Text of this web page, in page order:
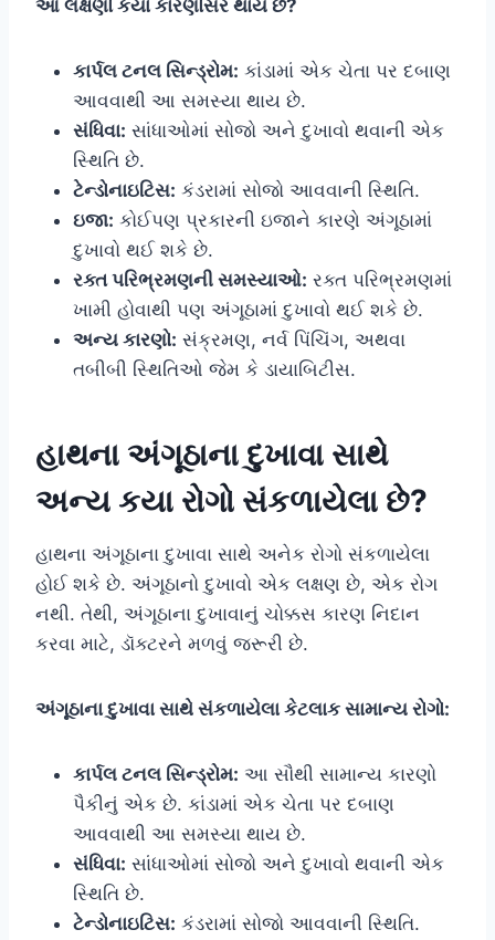
આ લક્ષણો કયા કારણોસર થાય છે?
કાર્પલ ટનલ સિન્ડ્રોમ: કાંડામાં એક ચેતા પર દબાણ
આવવાથી આ સમસ્યા થાય છે.
સંધિવા: સાંધાઓમાં સોજો અને દુખાવો થવાની એક
સ્થિતિ છે.
ટેન્ડોનાઇટિસ: કંડરામાં સોજો આવવાની સ્થિતિ.
ઇજા: કોઈપણ પ્રકારની ઇજાને કારણે અંગૂઠામાં
દુખાવો થઈ શકે છે.
રક્ત પરિભ્રમણની સમસ્યાઓ: રક્ત પરિભ્રમણમાં
ખામી હોવાથી પણ અંગૂઠામાં દુખાવો થઈ શકે છે.
અન્ય કારણો: સંક્રમણ, નર્વ પિંચિંગ, અથવા
તબીબી સ્થિતિઓ જેમ કે ડાયાબિટીસ.
હાથના અંગૂઠાના દુખાવા સાથે
અન્ય કયા રોગો સંકળાયેલા છે?
હાથના અંગૂઠાના દુખાવા સાથે અનેક રોગો સંકળાયેલા
હોઈ શકે છે. અંગૂઠાનો દુખાવો એક લક્ષણ છે, એક રોગ
નથી. તેથી, અંગૂઠાના દુખાવાનું ચોક્કસ કારણ નિદાન
કરવા માટે, ડૉક્ટરને મળવું જરૂરી છે.
અંગૂઠાના દુખાવા સાથે સંકળાયેલા કેટલાક સામાન્ય રોગો:
કાર્પલ ટનલ સિન્ડ્રોમ: આ સૌથી સામાન્ય કારણો
પૈકીનું એક છે. કાંડામાં એક ચેતા પર દબાણ
આવવાથી આ સમસ્યા થાય છે.
સંધિવા: સાંધાઓમાં સોજો અને દુખાવો થવાની એક
સ્થિતિ છે.
ટેન્ડોનાઇટિસ: કંડરામાં સોજો આવવાની સ્થિતિ.